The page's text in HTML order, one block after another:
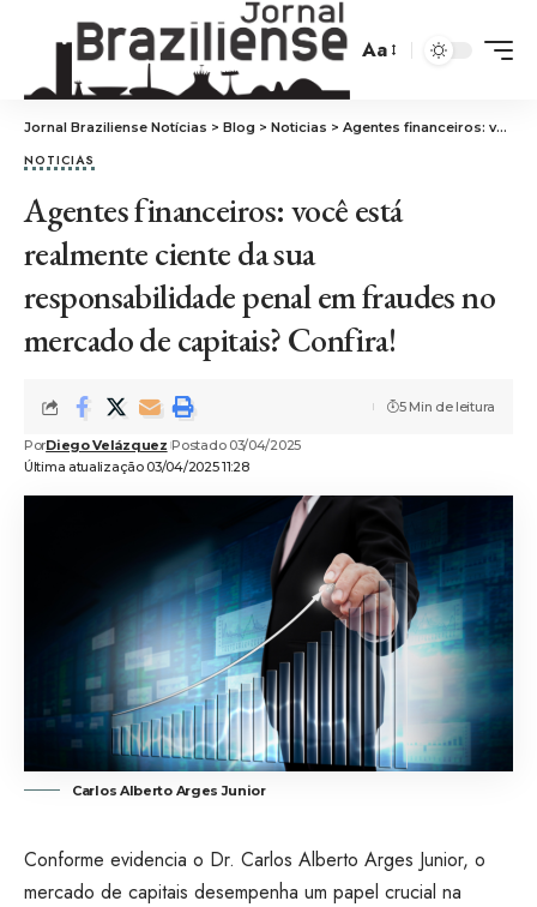
Aa
Jornal Braziliense Notícias > Blog > Noticias > Agentes financeiros: você está realmente ciente da sua responsabilidade penal em fraudes no mercado de capitais? Confira!
NOTICIAS
Agentes financeiros: você está
realmente ciente da sua
responsabilidade penal em fraudes no
mercado de capitais? Confira!
Última atualização 03/04/2025 11:28
PorDiego Velázquez Postado 03/04/2025
5 Min de leitura
Carlos Alberto Arges Junior
Conforme evidencia o Dr. Carlos Alberto Arges Junior, o
mercado de capitais desempenha um papel crucial na